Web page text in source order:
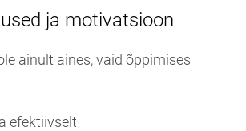
ja motivatsioon
ainult aines, vaid õppimises
efektiivselt